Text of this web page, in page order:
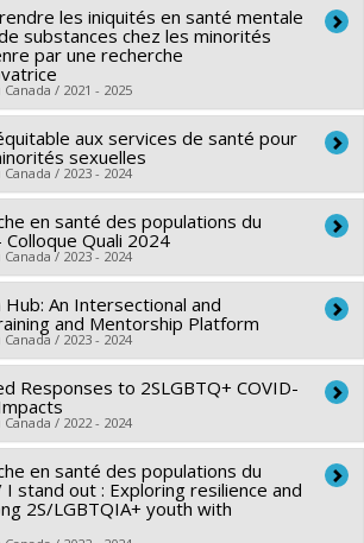
(PJT) Subvention Projet
Réseaux thématiques de
Olivier Ferlatte
Fonds de recherche du Québec -
Bourse de chercheur-boursier :
les iniquités en santé mentale
substances chez les minorités
par une recherche
/ 2021 - 2025
Olivier Ferlatte
Fonds de recherche du Québec -
Établissement de jeunes
1
aux services de santé pour
sexuelles
/ 2023 - 2024
Olivier Ferlatte
Chanady
Ministère de la Santé et des
en santé des populations du
Colloque Quali 2024
/ 2023 - 2024
France Gagnon
Ferlatte
Fonds de recherche du Québec -
Réseaux thématiques de
An Intersectional and
and Mentorship Platform
/ 2023 - 2024
Daniel Grace
Ferlatte
Instituts de recherche en santé du
Subvention de formation
Responses to 2SLGBTQ+ COVID-
/ 2022 - 2024
Ferlatte
de santé publique du Canada
en santé des populations du
I stand out : Exploring resilience and
2S/LGBTQIA+ youth with